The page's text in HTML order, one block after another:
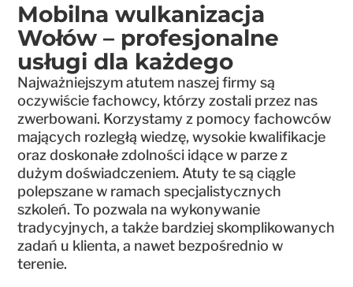
Mobilna wulkanizacja
Wołów – profesjonalne
usługi dla każdego
Najważniejszym atutem naszej firmy są
oczywiście fachowcy, którzy zostali przez nas
zwerbowani. Korzystamy z pomocy fachowców
mających rozległą wiedzę, wysokie kwalifikacje
oraz doskonałe zdolności idące w parze z
dużym doświadczeniem. Atuty te są ciągle
polepszane w ramach specjalistycznych
szkoleń. To pozwala na wykonywanie
tradycyjnych, a także bardziej skomplikowanych
zadań u klienta, a nawet bezpośrednio w
terenie.